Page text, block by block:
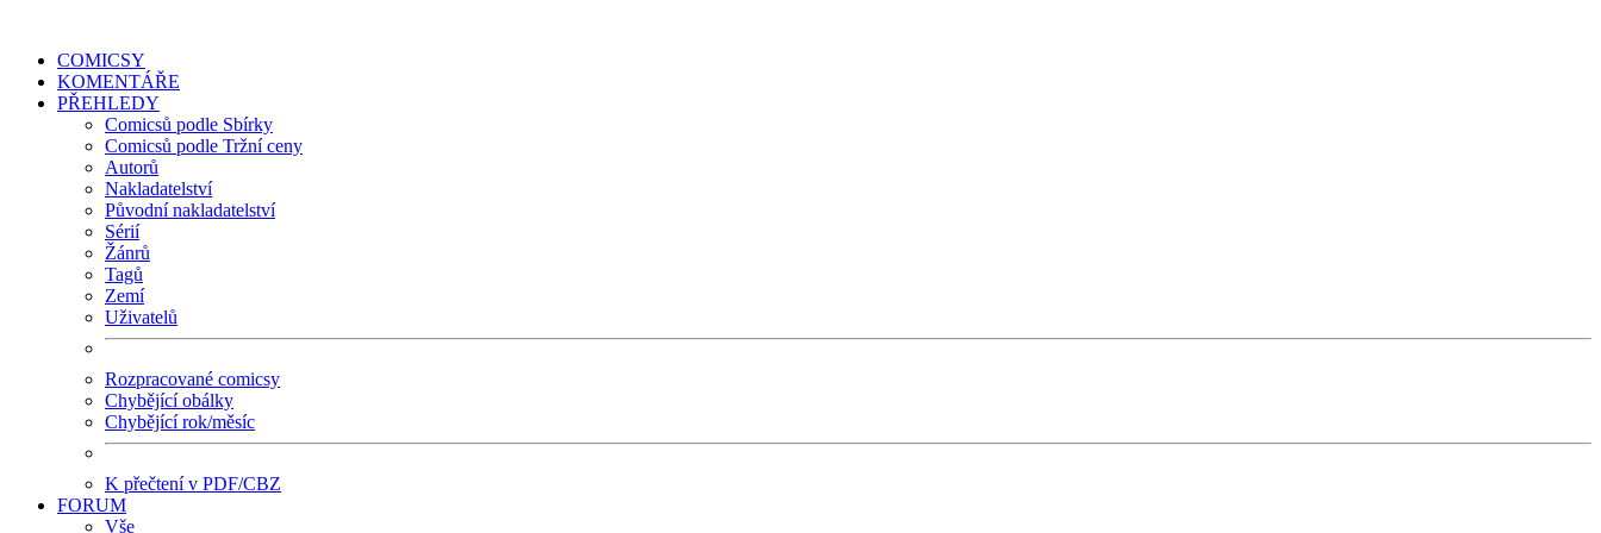
COMICSY
KOMENTÁŘE
PŘEHLEDY
Comicsů podle Sbírky
Comicsů podle Tržní ceny
Autorů
Nakladatelství
Původní nakladatelství
Sérií
Žánrů
Tagů
Zemí
Uživatelů
Rozpracované comicsy
Chybějící obálky
Chybějící rok/měsíc
K přečtení v PDF/CBZ
FORUM
Vše